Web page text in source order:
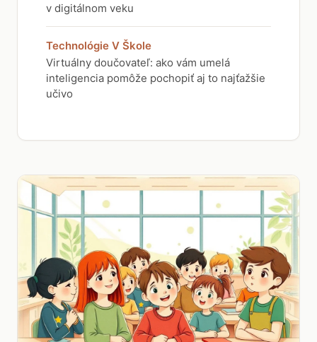
v digitálnom veku
Technológie V Škole
Virtuálny doučovateľ: ako vám umelá
inteligencia pomôže pochopiť aj to najťažšie
učivo